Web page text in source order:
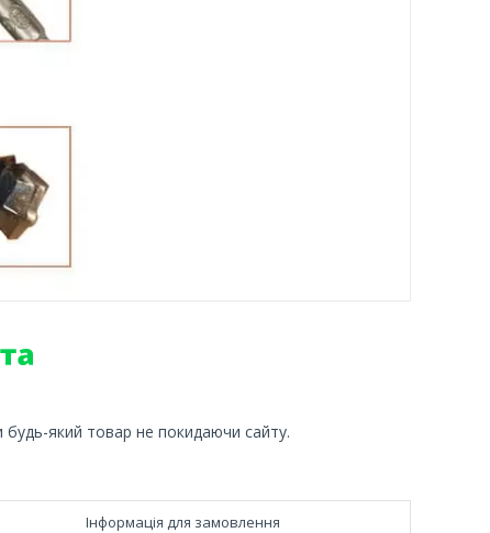
будь-який товар не покидаючи сайту.
Інформація для замовлення